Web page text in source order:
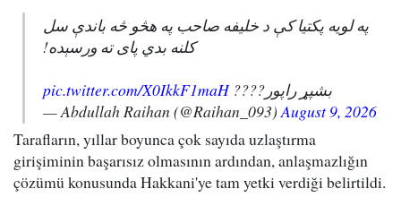
په لویه پکتیا کې د خلیفه صاحب په هڅو څه باندې سل
کلنه بدي پای ته ورسېده!
بشپړ راپور????pic.twitter.com/X0IkkF1maH
— Abdullah Raihan (@Raihan_093)August 9, 2026
Tarafların, yıllar boyunca çok sayıda uzlaştırma
girişiminin başarısız olmasının ardından, anlaşmazlığın
çözümü konusunda Hakkani'ye tam yetki verdiği belirtildi.